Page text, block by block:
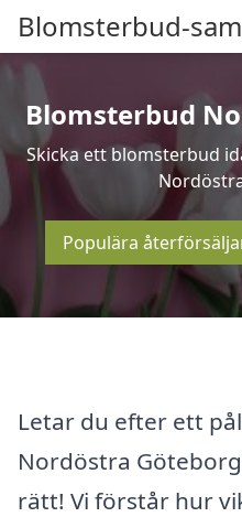
Blomsterbud-
Blomsterbud
Skicka ett blomsterbud
Populära
Letar du efter ett
Nordöstra
rätt! Vi förstår hur